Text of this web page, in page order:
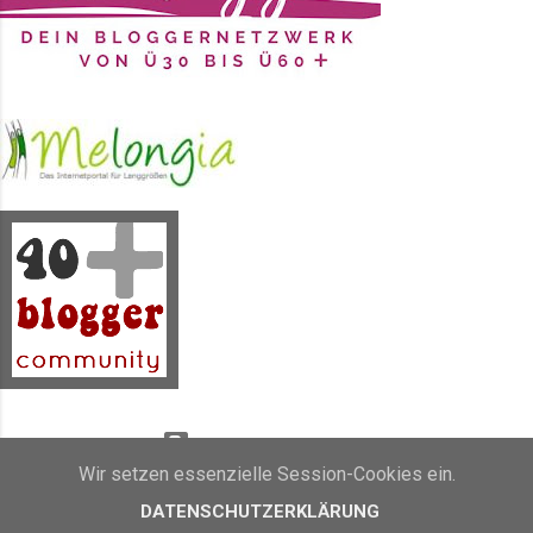
Seidenmalfarbe in Blau, Lila und
einem Erikaton gewählt. Dazu jede
Menge Wasser, verschieden breite
Das kann man nicht alles auf
einmal machen, aber so nach und
nach ist es dann doch ...
Powered by Blogger
Wir setzen essenzielle Session-Cookies ein.
DATENSCHUTZERKLÄRUNG